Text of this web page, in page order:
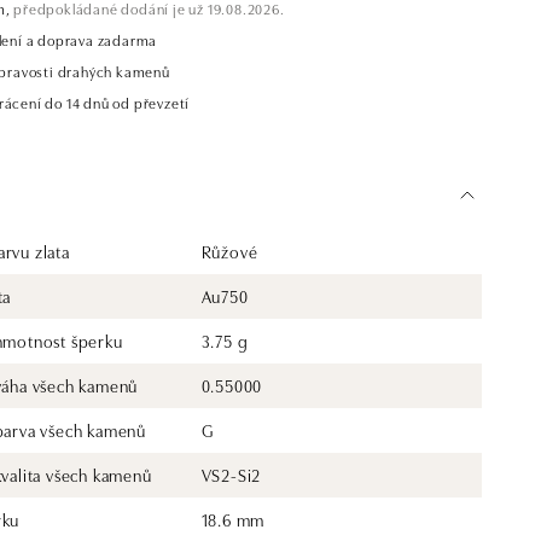
předpokládané dodání je už 19.08.2026.
a doprava zadarma
drahých kamenů
do 14 dnů od převzetí
zlata
Růžové
Au750
šperku
3.75 g
všech kamenů
0.55000
všech kamenů
G
všech kamenů
VS2-Si2
18.6 mm